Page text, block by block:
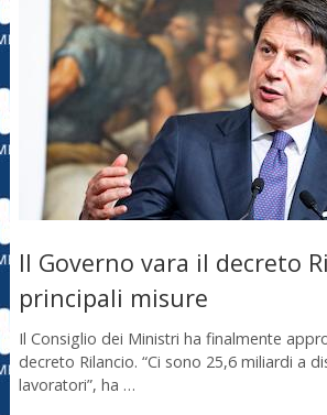
Il Governo vara il decreto
principali misure
Il Consiglio dei Ministri ha finalmente
decreto Rilancio. “Ci sono 25,6 miliardi a
lavoratori”, ha …